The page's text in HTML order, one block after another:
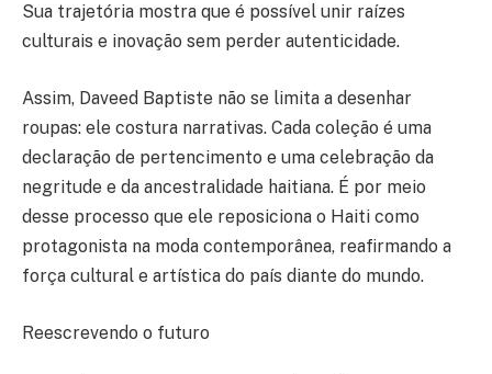
Sua trajetória mostra que é possível unir raízes
culturais e inovação sem perder autenticidade.
Assim, Daveed Baptiste não se limita a desenhar
roupas: ele costura narrativas. Cada coleção é uma
declaração de pertencimento e uma celebração da
negritude e da ancestralidade haitiana. É por meio
desse processo que ele reposiciona o Haiti como
protagonista na moda contemporânea, reafirmando a
força cultural e artística do país diante do mundo.
Reescrevendo o futuro